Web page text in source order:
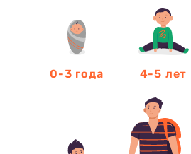
0-3 года 4-5 лет